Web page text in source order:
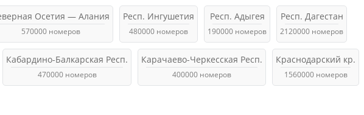
Осетия — Алания
570000 номеров
Респ. Ингушетия
480000 номеров
Респ. Адыгея
190000 номеров
Респ. Дагестан
2120000 номеров
Кабардино-Балкарская Респ.
470000 номеров
Карачаево-Черкесская Респ.
400000 номеров
Краснодарский кр.
1560000 номеров